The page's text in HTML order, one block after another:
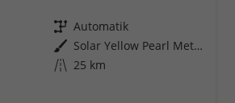
Getriebe Automatik
Außenfarbe
Solar Yellow Pearl Metallic / Cosmic Black Pearl Metallic
Kilometerstand 25 km